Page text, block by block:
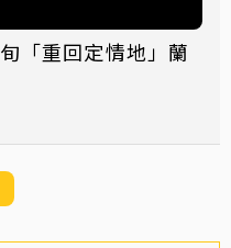
「重回定情地」蘭